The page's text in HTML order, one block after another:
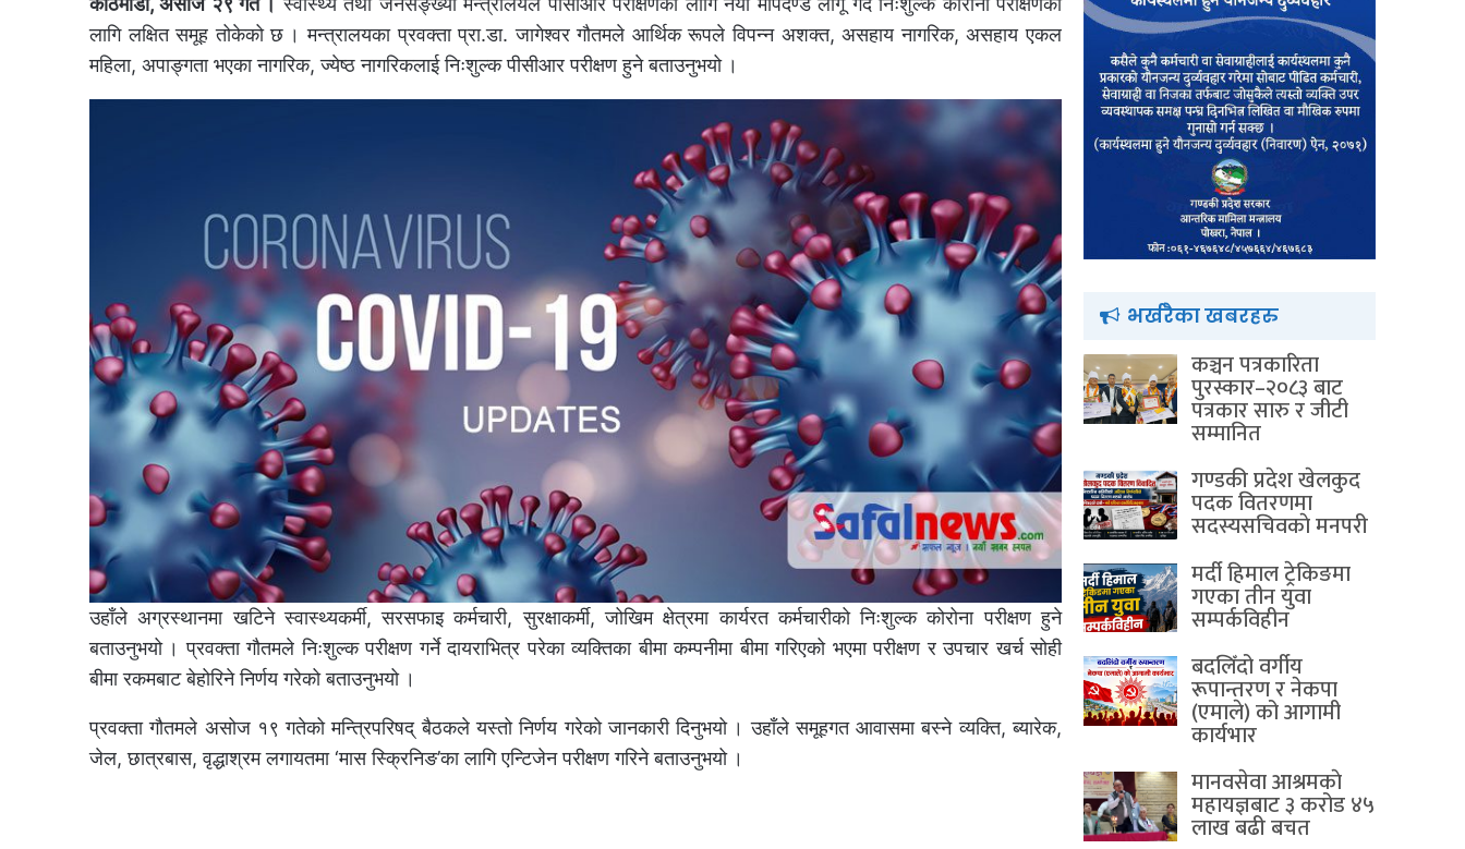
लागि लक्षित समूह तोकेको छ । मन्त्रालयका प्रवक्ता प्रा.डा. जागेश्वर गौतमले आर्थिक रूपले विपन्न अशक्त, असहाय नागरिक, असहाय एकल
महिला, अपाङ्गता भएका नागरिक, ज्येष्ठ नागरिकलाई निःशुल्क पीसीआर परीक्षण हुने बताउनुभयो ।
उहाँले अग्रस्थानमा खटिने स्वास्थ्यकर्मी, सरसफाइ कर्मचारी, सुरक्षाकर्मी, जोखिम क्षेत्रमा कार्यरत कर्मचारीको निःशुल्क कोरोना परीक्षण हुने
बताउनुभयो । प्रवक्ता गौतमले निःशुल्क परीक्षण गर्ने दायराभित्र परेका व्यक्तिका बीमा कम्पनीमा बीमा गरिएको भएमा परीक्षण र उपचार खर्च सोही
बीमा रकमबाट बेहोरिने निर्णय गरेको बताउनुभयो ।
प्रवक्ता गौतमले असोज १९ गतेको मन्त्रिपरिषद् बैठकले यस्तो निर्णय गरेको जानकारी दिनुभयो । उहाँले समूहगत आवासमा बस्ने व्यक्ति, ब्यारेक,
जेल, छात्रबास, वृद्धाश्रम लगायतमा ‘मास स्क्रिनिङ’का लागि एन्टिजेन परीक्षण गरिने बताउनुभयो ।
भर्खरैका खबरहरु
कञ्चन पत्रकारिता
पुरस्कार–२०८३ बाट
पत्रकार सारु र जीटी
सम्मानित
गण्डकी प्रदेश खेलकुद
पदक वितरणमा
सदस्यसचिवकाे मनपरी
मर्दी हिमाल ट्रेकिङमा
गएका तीन युवा
सम्पर्कविहीन
बदलिँदो वर्गीय
रूपान्तरण र नेकपा
(एमाले) को आगामी
कार्यभार
मानवसेवा आश्रमकाे‌
महायज्ञबाट ३ करोड ४५
लाख बढी बचत